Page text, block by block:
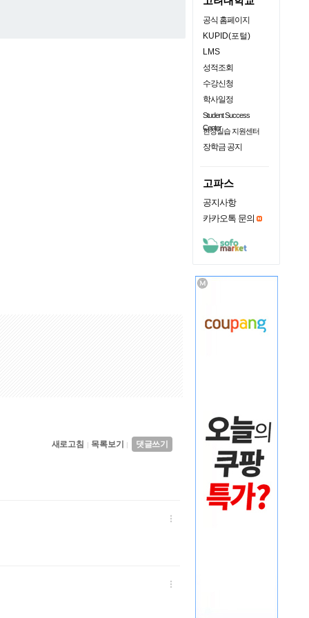
새로고침 | 목록보기 | 댓글쓰기


공식 홈페이지
KUPID(포털)
LMS
성적조회
수강신청
학사일정
Student Success
Center
현장실습 지원센터
장학금 공지
고파스
공지사항
카카오톡 문의